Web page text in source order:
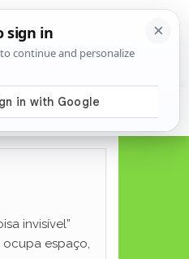
invisível”
ocupa espaço,